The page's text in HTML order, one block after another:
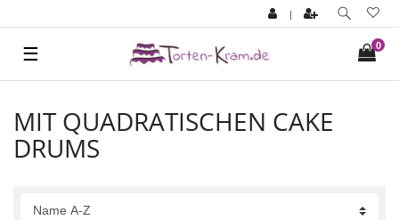
|
0
☰
MIT QUADRATISCHEN CAKE
DRUMS